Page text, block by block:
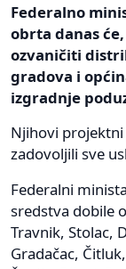
Federalno
obrta danas
ozvaničiti
gradova i
izgradnje
Njihovi
zadovoljili sve
Federalni
sredstva dobile
Travnik, Stolac,
Gradačac,